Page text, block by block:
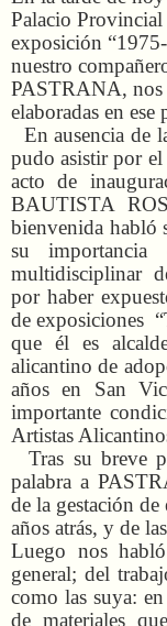
Palacio
exposición
nuestro
PASTRANA, nos
elaboradas en
En ausencia de
pudo asistir por
acto de
BAUTISTA
bienvenida habló
su
multidisciplinar
por haber
de exposiciones
que él es
alicantino de
años en San
importante
Artistas
Tras su breve
palabra a
de la gestación
años atrás, y de
Luego nos
general; del
como las suya:
de materiales